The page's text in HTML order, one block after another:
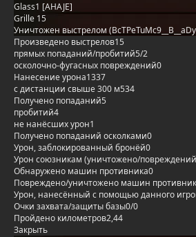
Glass1 [AHAJE]
Grille 15
Уничтожен выстрелом
Произведено выстрелов15
прямых попаданий/пробитий5/2
осколочно-фугасных повреждений0
Нанесение урона1337
с дистанции свыше 300 м534
Получено попаданий5
пробитий4
не нанёсших урон1
Получено попаданий осколками0
Урон, заблокированный бронёй0
Урон союзникам (уничтожено/
Обнаружено машин противника0
Повреждено/уничтожено машин
Урон, нанесённый с помощью данного
Очки захвата/защиты базы0/0
Пройдено километров2,44
Закрыть